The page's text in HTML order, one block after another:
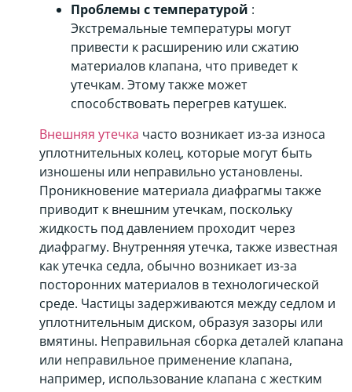
Проблемы с температурой :
Экстремальные температуры могут
привести к расширению или сжатию
материалов клапана, что приведет к
утечкам. Этому также может
способствовать перегрев катушек.
Внешняя утечка часто возникает из-за износа
уплотнительных колец, которые могут быть
изношены или неправильно установлены.
Проникновение материала диафрагмы также
приводит к внешним утечкам, поскольку
жидкость под давлением проходит через
диафрагму. Внутренняя утечка, также известная
как утечка седла, обычно возникает из-за
посторонних материалов в технологической
среде. Частицы задерживаются между седлом и
уплотнительным диском, образуя зазоры или
вмятины. Неправильная сборка деталей клапана
или неправильное применение клапана,
например, использование клапана с жестким